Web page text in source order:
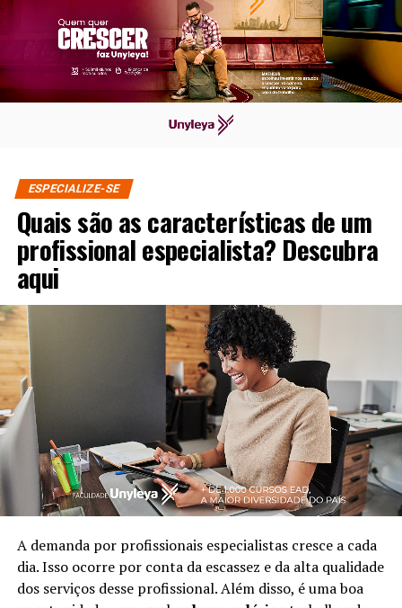
ESPECIALIZE-SE
Quais são as características de um
profissional especialista? Descubra
aqui
A demanda por profissionais especialistas cresce a cada
dia. Isso ocorre por conta da escassez e da alta qualidade
dos serviços desse profissional. Além disso, é uma boa